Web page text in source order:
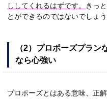
ししてくれるはずです。
きっ
とができるのではないでしょう
（2）プロポーズプラ
なら心強い
プロポーズとはある意味、正